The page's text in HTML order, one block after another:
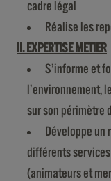
cadre légal
Réalise les
II. EXPERTISE METIER
S’informe et
l’environnement,
sur son périmètre
Développe un
différents
(animateurs et